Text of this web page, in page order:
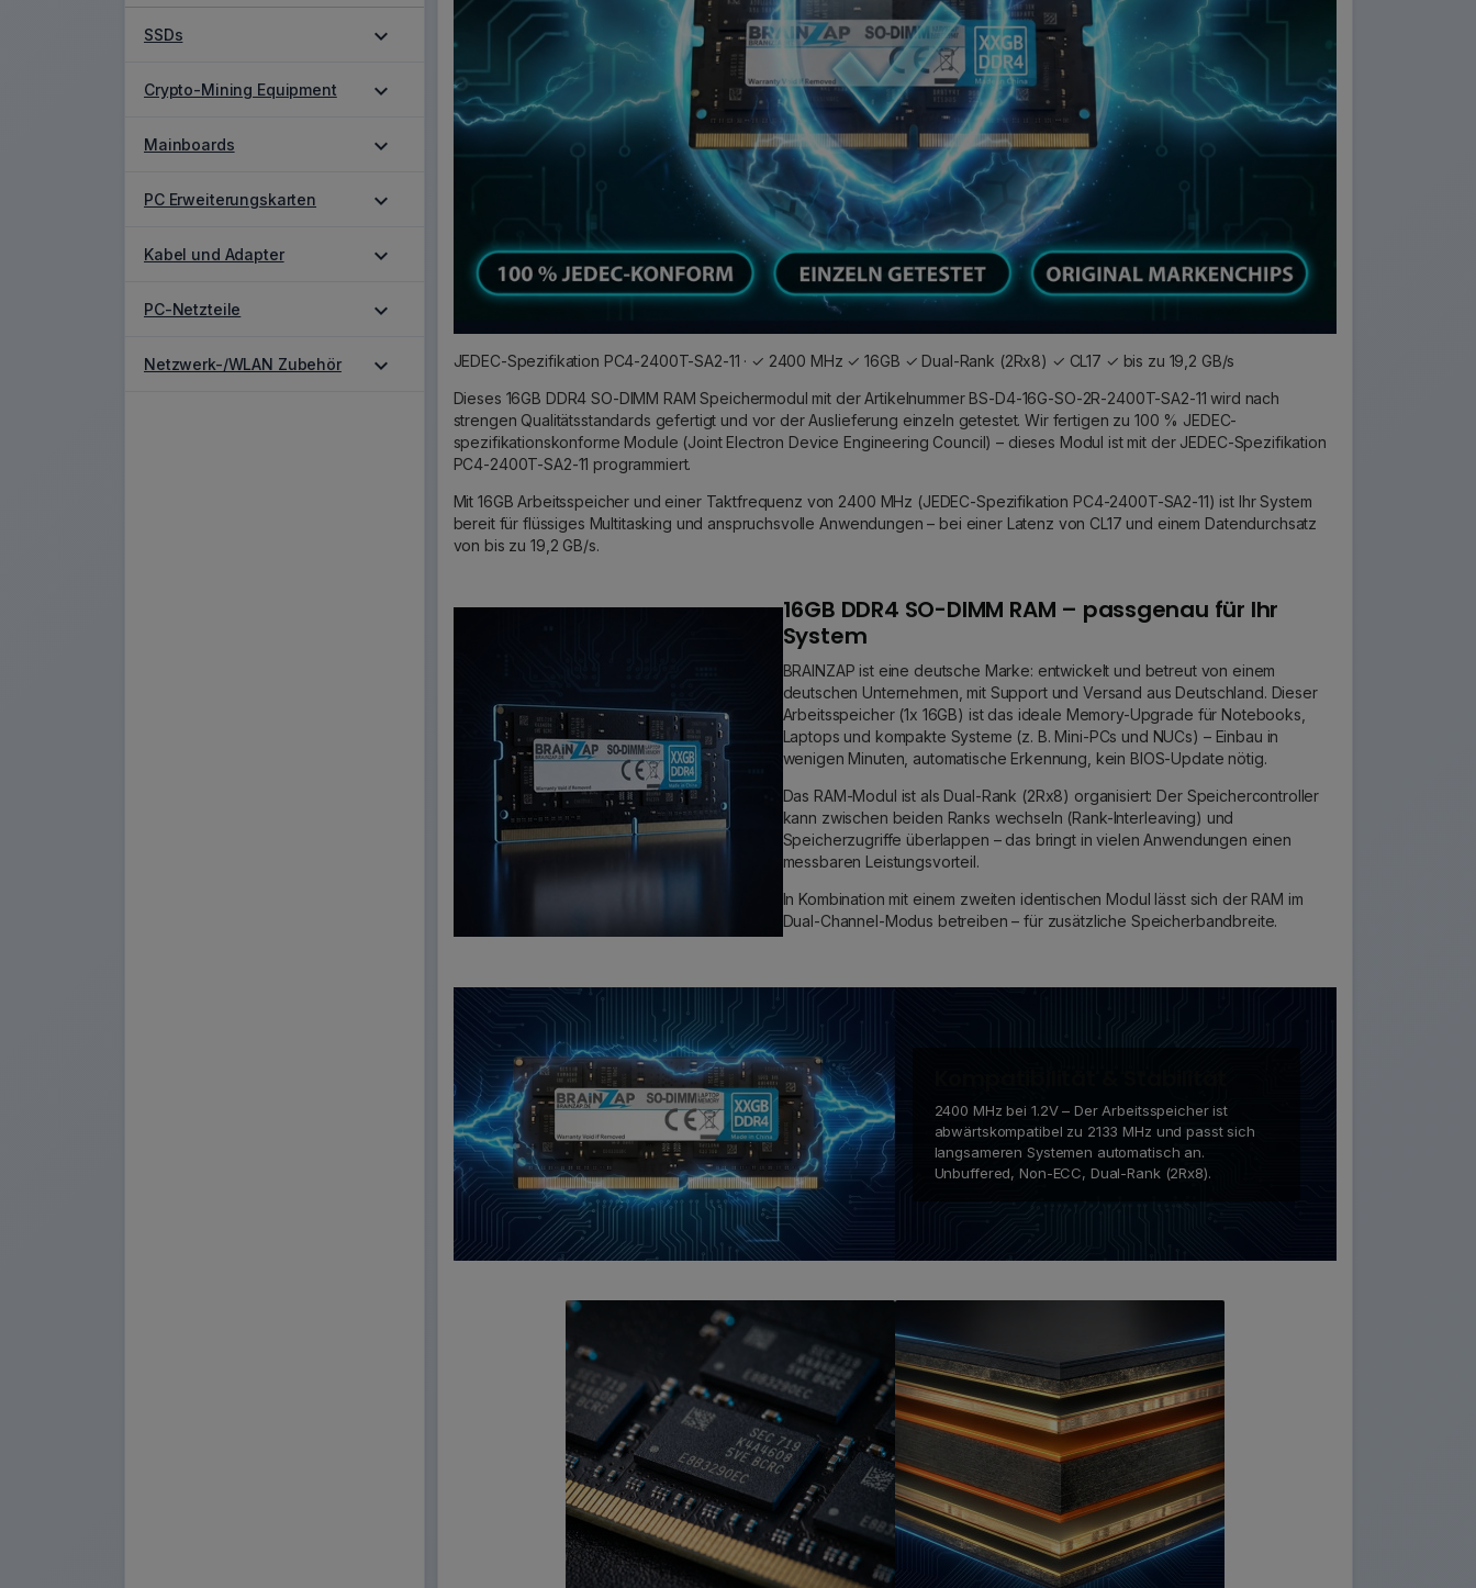
SSDs expand_more
Crypto-Mining Equipment expand_more
Mainboards expand_more
PC Erweiterungskarten expand_more
Kabel und Adapter expand_more
PC-Netzteile expand_more
Netzwerk-/WLAN Zubehör expand_more
JEDEC-Spezifikation PC4-2400T-SA2-11 · ✓ 2400 MHz ✓ 16GB ✓ Dual-Rank (2Rx8) ✓ CL17 ✓ bis zu 19,2 GB/s
Dieses 16GB DDR4 SO-DIMM RAM Speichermodul mit der Artikelnummer BS-D4-16G-SO-2R-2400T-SA2-11 wird nach
strengen Qualitätsstandards gefertigt und vor der Auslieferung einzeln getestet. Wir fertigen zu 100 % JEDEC-
spezifikationskonforme Module (Joint Electron Device Engineering Council) – dieses Modul ist mit der JEDEC-Spezifikation
PC4-2400T-SA2-11 programmiert.
Mit 16GB Arbeitsspeicher und einer Taktfrequenz von 2400 MHz (JEDEC-Spezifikation PC4-2400T-SA2-11) ist Ihr System
bereit für flüssiges Multitasking und anspruchsvolle Anwendungen – bei einer Latenz von CL17 und einem Datendurchsatz
von bis zu 19,2 GB/s.
16GB DDR4 SO-DIMM RAM – passgenau für Ihr
System
BRAINZAP ist eine deutsche Marke: entwickelt und betreut von einem
deutschen Unternehmen, mit Support und Versand aus Deutschland. Dieser
Arbeitsspeicher (1x 16GB) ist das ideale Memory-Upgrade für Notebooks,
Laptops und kompakte Systeme (z. B. Mini-PCs und NUCs) – Einbau in
wenigen Minuten, automatische Erkennung, kein BIOS-Update nötig.
Das RAM-Modul ist als Dual-Rank (2Rx8) organisiert: Der Speichercontroller
kann zwischen beiden Ranks wechseln (Rank-Interleaving) und
Speicherzugriffe überlappen – das bringt in vielen Anwendungen einen
messbaren Leistungsvorteil.
In Kombination mit einem zweiten identischen Modul lässt sich der RAM im
Dual-Channel-Modus betreiben – für zusätzliche Speicherbandbreite.
2400 MHz bei 1.2V – Der Arbeitsspeicher ist
abwärtskompatibel zu 2133 MHz und passt sich
langsameren Systemen automatisch an.
Unbuffered, Non-ECC, Dual-Rank (2Rx8).